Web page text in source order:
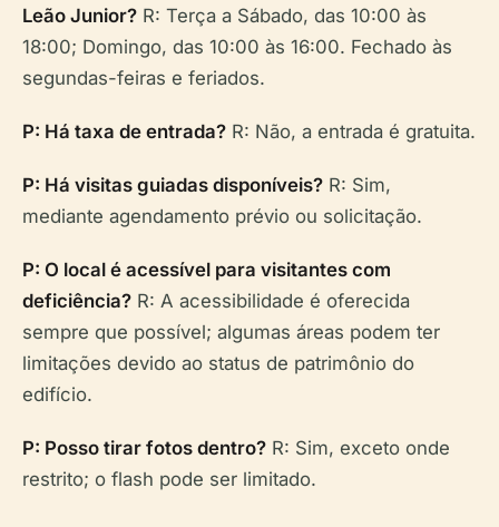
Leão Junior? R: Terça a Sábado, das 10:00 às
18:00; Domingo, das 10:00 às 16:00. Fechado às
segundas-feiras e feriados.
P: Há taxa de entrada? R: Não, a entrada é gratuita.
P: Há visitas guiadas disponíveis? R: Sim,
mediante agendamento prévio ou solicitação.
P: O local é acessível para visitantes com
deficiência? R: A acessibilidade é oferecida
sempre que possível; algumas áreas podem ter
limitações devido ao status de patrimônio do
edifício.
P: Posso tirar fotos dentro? R: Sim, exceto onde
restrito; o flash pode ser limitado.